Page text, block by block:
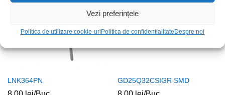
Vezi preferințele
Politica de utilizare cookie-uriPolitica de confidentialitateDespre noi
LNK364PN GD25Q32CSIGR SMD